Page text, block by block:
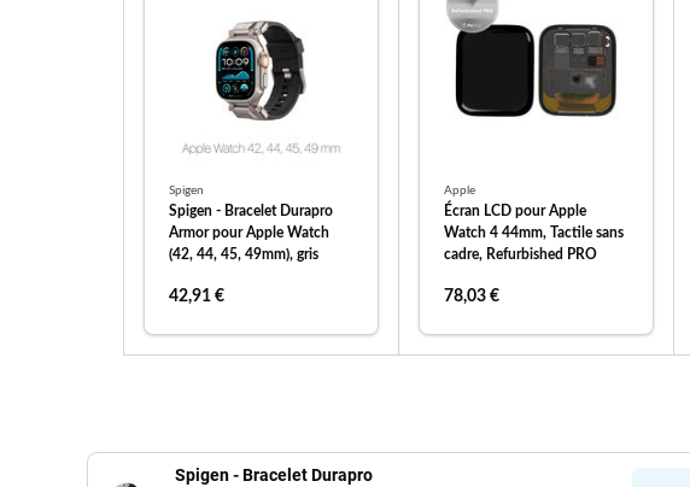
Spigen
Spigen - Bracelet Durapro
Armor pour Apple Watch
(42, 44, 45, 49mm), gris
42,91 €
Apple
Écran LCD pour Apple
Watch 4 44mm, Tactile sans
cadre, Refurbished PRO
78,03 €
Spigen - Bracelet Durapro